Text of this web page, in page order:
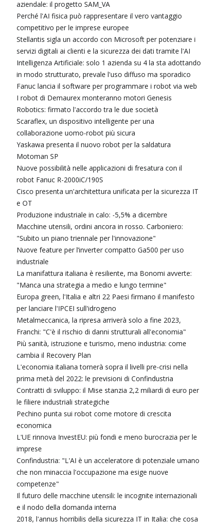
aziendale: il progetto SAM_VA
Perché l'AI fisica può rappresentare il vero vantaggio
competitivo per le imprese europee
Stellantis sigla un accordo con Microsoft per potenziare i
servizi digitali ai clienti e la sicurezza dei dati tramite l'AI
Intelligenza Artificiale: solo 1 azienda su 4 la sta adottando
in modo strutturato, prevale l'uso diffuso ma sporadico
Fanuc lancia il software per programmare i robot via web
I robot di Demaurex monteranno motori Genesis
Robotics: firmato l'accordo tra le due società
Scaraflex, un dispositivo intelligente per una
collaborazione uomo-robot più sicura
Yaskawa presenta il nuovo robot per la saldatura
Motoman SP
Nuove possibilità nelle applicazioni di fresatura con il
robot Fanuc R-2000iC/190S
Cisco presenta un'architettura unificata per la sicurezza IT
e OT
Produzione industriale in calo: -5,5% a dicembre
Macchine utensili, ordini ancora in rosso. Carboniero:
"Subito un piano triennale per l'innovazione"
Nuove feature per l’inverter compatto Ga500 per uso
industriale
La manifattura italiana è resiliente, ma Bonomi avverte:
"Manca una strategia a medio e lungo termine"
Europa green, l'Italia e altri 22 Paesi firmano il manifesto
per lanciare l'IPCEI sull'idrogeno
Metalmeccanica, la ripresa arriverà solo a fine 2023,
Franchi: "C'è il rischio di danni strutturali all'economia"
Più sanità, istruzione e turismo, meno industria: come
cambia il Recovery Plan
L'economia italiana tornerà sopra il livelli pre-crisi nella
prima metà del 2022: le previsioni di Confindustria
Contratti di sviluppo: il Mise stanzia 2,2 miliardi di euro per
le filiere industriali strategiche
Pechino punta sui robot come motore di crescita
economica
L'UE rinnova InvestEU: più fondi e meno burocrazia per le
imprese
Confindustria: "L'AI è un acceleratore di potenziale umano
che non minaccia l'occupazione ma esige nuove
competenze"
Il futuro delle macchine utensili: le incognite internazionali
e il nodo della domanda interna
2018, l'annus horribilis della sicurezza IT in Italia: che cosa